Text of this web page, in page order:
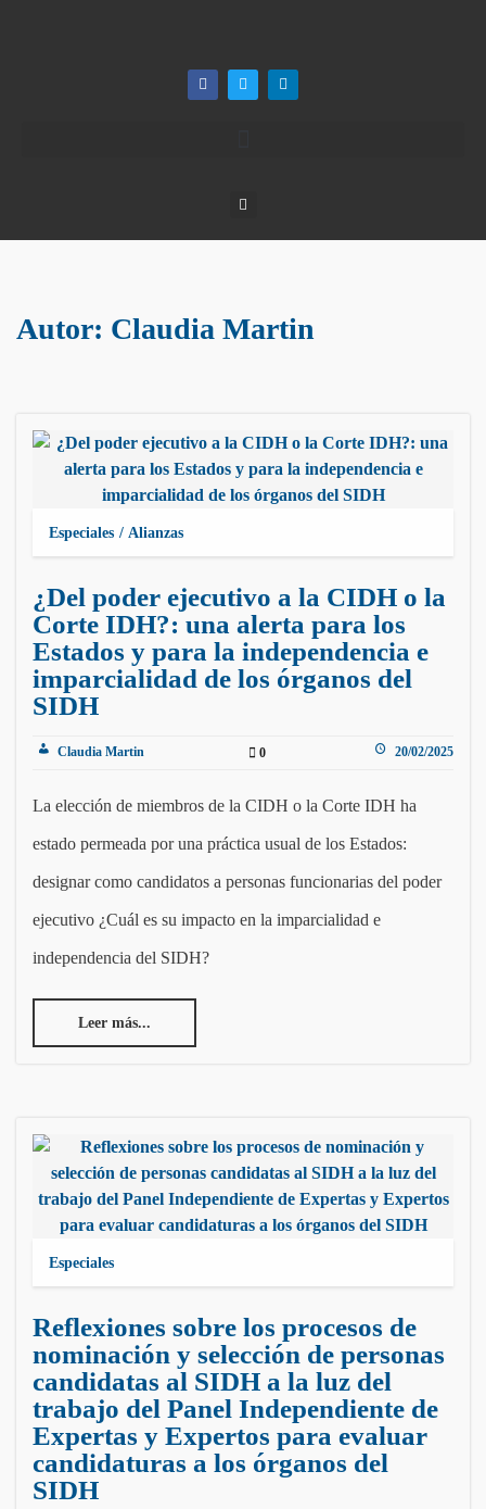
Autor: Claudia Martin
Especiales Alianzas
¿Del poder ejecutivo a la CIDH o la
Corte IDH?: una alerta para los
Estados y para la independencia e
imparcialidad de los órganos del
SIDH
Claudia Martin 0 20/02/2025
La elección de miembros de la CIDH o la Corte IDH ha
estado permeada por una práctica usual de los Estados:
designar como candidatos a personas funcionarias del poder
ejecutivo ¿Cuál es su impacto en la imparcialidad e
independencia del SIDH?
Leer más...
Especiales
Reflexiones sobre los procesos de
nominación y selección de personas
candidatas al SIDH a la luz del
trabajo del Panel Independiente de
Expertas y Expertos para evaluar
candidaturas a los órganos del
SIDH